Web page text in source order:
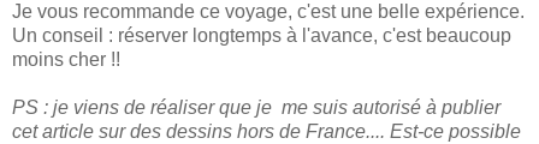
Je vous recommande ce voyage, c'est une belle expérience.
Un conseil : réserver longtemps à l'avance, c'est beaucoup
moins cher !!
PS : je viens de réaliser que je me suis autorisé à publier
cet article sur des dessins hors de France.... Est-ce possible